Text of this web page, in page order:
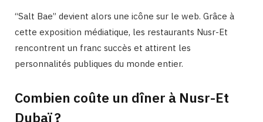
“Salt Bae” devient alors une icône sur le web. Grâce à
cette exposition médiatique, les restaurants Nusr-Et
rencontrent un franc succès et attirent les
personnalités publiques du monde entier.
Combien coûte un dîner à Nusr-Et
Dubaï ?